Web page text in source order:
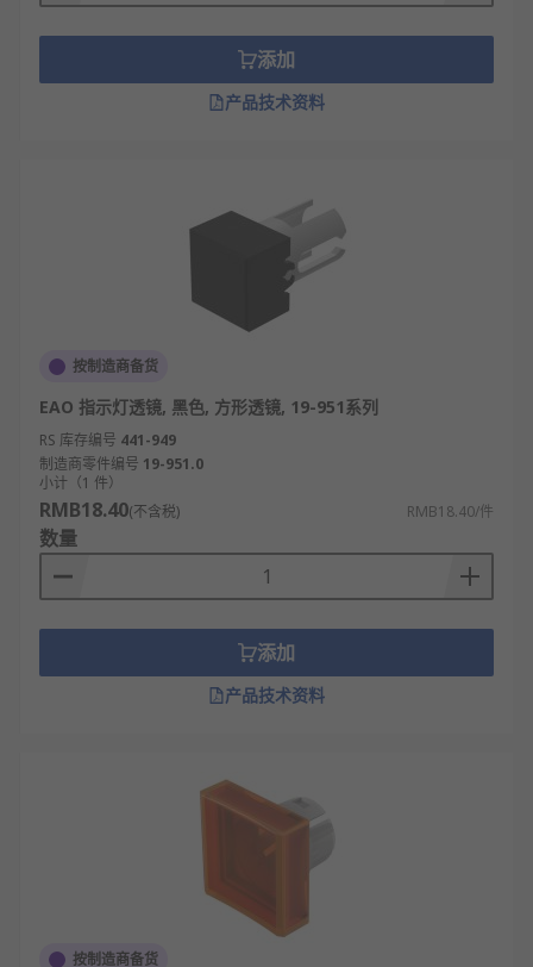
添加
产品技术资料
按制造商备货
EAO 指示灯透镜, 黑色, 方形透镜, 19-951系列
RS 库存编号 441-949
制造商零件编号 19-951.0
小计（1 件）
RMB18.40(不含税) RMB18.40/件
数量
添加
产品技术资料
按制造商备货